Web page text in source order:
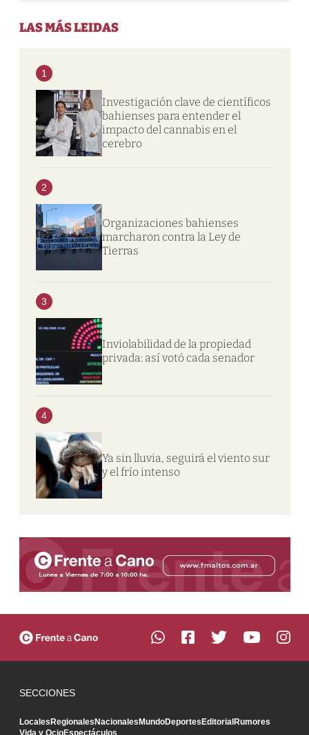
LAS MÁS LEIDAS
1
Investigación clave de científicos
bahienses para entender el
impacto del cannabis en el
cerebro
2
Organizaciones bahienses
marcharon contra la Ley de
Tierras
3
Inviolabilidad de la propiedad
privada: así votó cada senador
4
Ya sin lluvia, seguirá el viento sur
y el frío intenso
SECCIONES
LocalesRegionalesNacionalesMundoDeportesEditorialRumores
Vida y OcioEspectáculos